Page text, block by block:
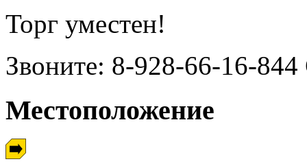
Торг уместен!
Звоните: 8-928-66-16-
Местоположение